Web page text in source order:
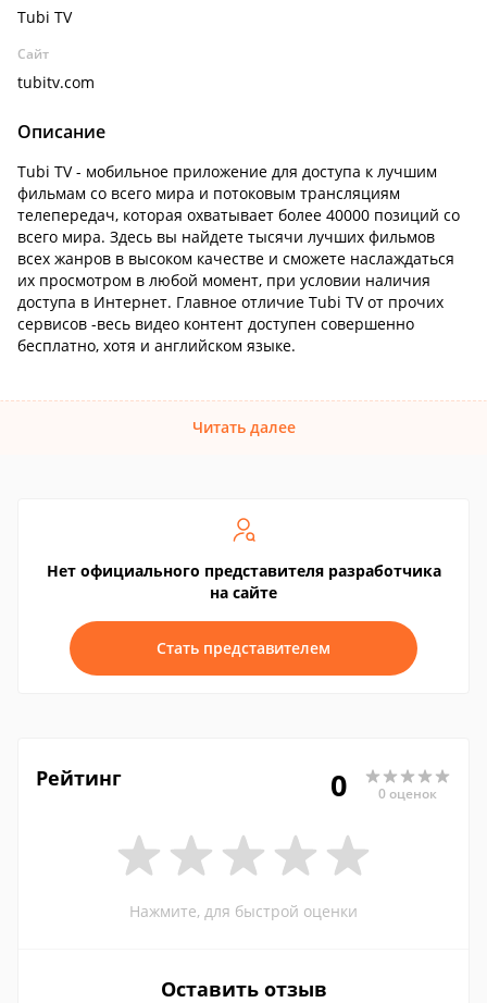
Tubi TV
Сайт
tubitv.com
Описание
Tubi TV - мобильное приложение для доступа к лучшим
фильмам со всего мира и потоковым трансляциям
телепередач, которая охватывает более 40000 позиций со
всего мира. Здесь вы найдете тысячи лучших фильмов
всех жанров в высоком качестве и сможете наслаждаться
их просмотром в любой момент, при условии наличия
доступа в Интернет. Главное отличие Tubi TV от прочих
сервисов -весь видео контент доступен совершенно
бесплатно, хотя и английском языке.
Читать далее
Нет официального представителя разработчика
на сайте
Стать представителем
Рейтинг 0 0 оценок
Нажмите, для быстрой оценки
Оставить отзыв